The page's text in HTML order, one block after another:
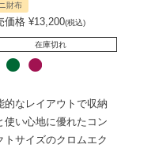
財布
価格 ¥13,200 税込
在庫切れ
的なレイアウトで収納
使い心地に優れたコン
トサイズのクロムエク